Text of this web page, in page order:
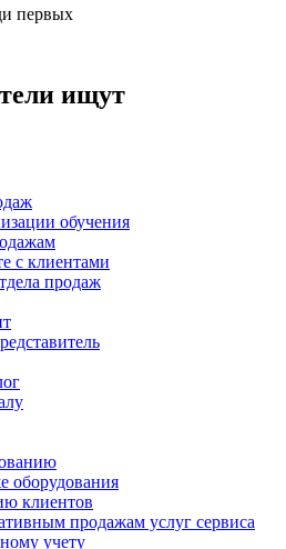
первых
ищут
обучения
с клиентами
продаж
оборудования
клиентов
продажам услуг сервиса
учету